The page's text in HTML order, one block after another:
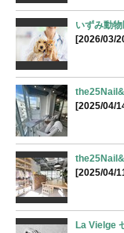
いずみ動
[2026/03/
[2025/04/
[2025/04/
La Vielge